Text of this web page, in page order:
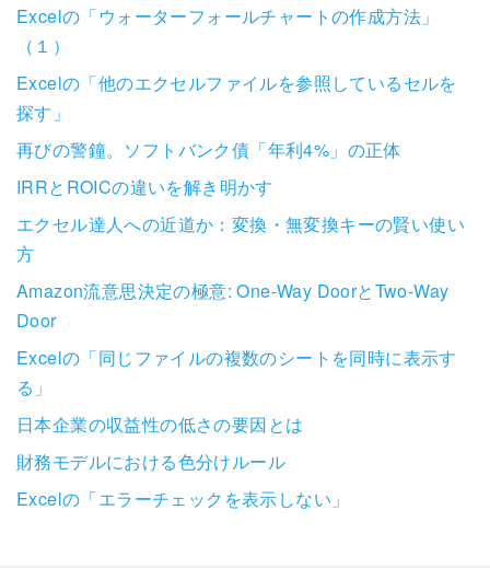
Excelの「ウォーターフォールチャートの作成方法」
（１）
Excelの「他のエクセルファイルを参照しているセルを
探す」
再びの警鐘。ソフトバンク債「年利4%」の正体
IRRとROICの違いを解き明かす
エクセル達人への近道か：変換・無変換キーの賢い使い
方
Amazon流意思決定の極意: One-Way DoorとTwo-Way
Door
Excelの「同じファイルの複数のシートを同時に表示す
る」
日本企業の収益性の低さの要因とは
財務モデルにおける色分けルール
Excelの「エラーチェックを表示しない」